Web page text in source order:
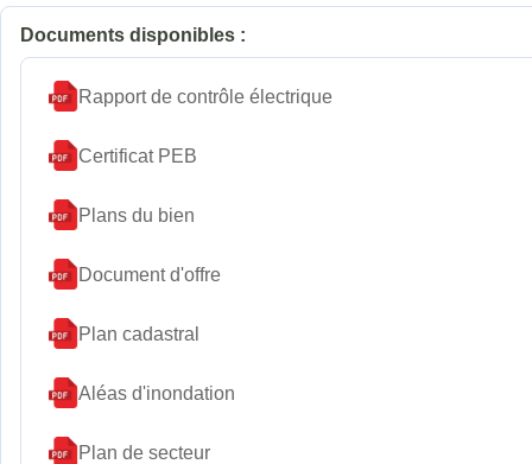
Documents disponibles :
Rapport de contrôle électrique
Certificat PEB
Plans du bien
Document d'offre
Plan cadastral
Aléas d'inondation
Plan de secteur